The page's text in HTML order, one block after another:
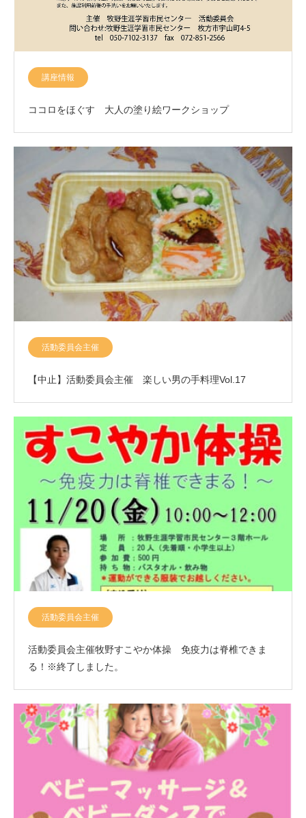
講座情報
ココロをほぐす 大人の塗り絵ワークショップ
活動委員会主催
【中止】活動委員会主催 楽しい男の手料理Vol.17
活動委員会主催
活動委員会主催牧野すこやか体操 免疫力は脊椎できま
る！※終了しました。